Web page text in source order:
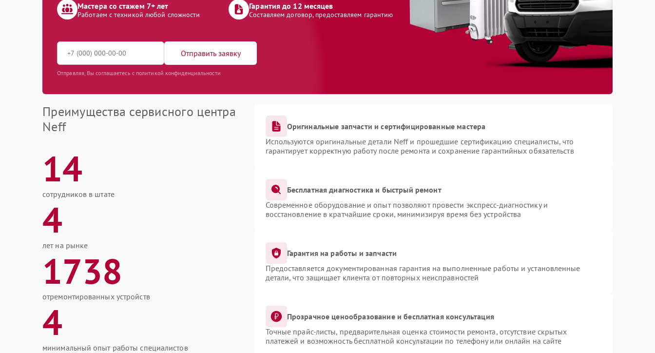
Мастера со стажем 7+ лет
Работаем с техникой любой сложности
Гарантия до 12 месяцев
Составляем договор, предоставляем гарантию
Отправить заявку
Отправляя, Вы соглашаетесь с политикой конфиденциальности
Преимущества сервисного центра
Neff
14
сотрудников в штате
4
лет на рынке
1738
отремонтированных устройств
4
минимальный опыт работы специалистов
Оригинальные запчасти и сертифицированные мастера
Используются оригинальные детали Neff и прошедшие сертификацию специалисты, что
гарантирует корректную работу после ремонта и сохранение гарантийных обязательств
Бесплатная диагностика и быстрый ремонт
Современное оборудование и опыт позволяют провести экспресс-диагностику и
восстановление в кратчайшие сроки, минимизируя время без устройства
Гарантия на работы и запчасти
Предоставляется документированная гарантия на выполненные работы и установленные
детали, что защищает клиента от повторных неисправностей
Прозрачное ценообразование и бесплатная консультация
Точные прайс-листы, предварительная оценка стоимости ремонта, отсутствие скрытых
платежей и возможность бесплатной консультации по телефону или онлайн на сайте